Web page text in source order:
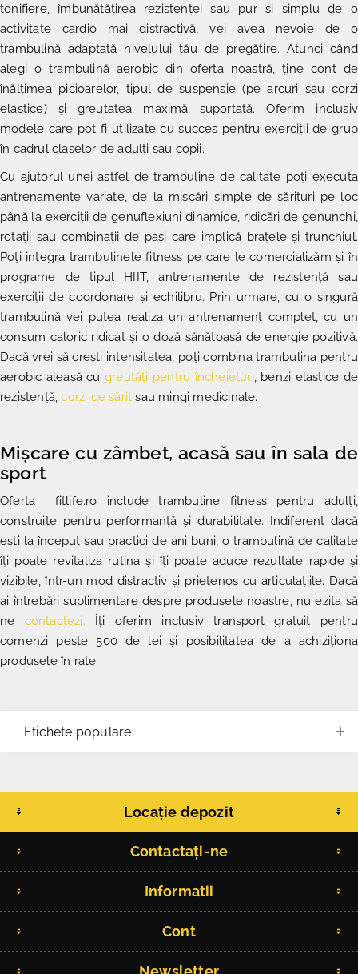
tonifiere, îmbunătățirea rezistenței sau pur și simplu de o
activitate cardio mai distractivă, vei avea nevoie de o
trambulină adaptată nivelului tău de pregătire. Atunci când
alegi o trambulină aerobic din oferta noastră, ține cont de
înălțimea picioarelor, tipul de suspensie (pe arcuri sau corzi
elastice) și greutatea maximă suportată. Oferim inclusiv
modele care pot fi utilizate cu succes pentru exerciții de grup
în cadrul claselor de adulți sau copii.
Cu ajutorul unei astfel de trambuline de calitate poți executa
antrenamente variate, de la mișcări simple de sărituri pe loc
până la exerciții de genuflexiuni dinamice, ridicări de genunchi,
rotații sau combinații de pași care implică brațele și trunchiul.
Poți integra trambulinele fitness pe care le comercializăm și în
programe de tipul HIIT, antrenamente de rezistență sau
exerciții de coordonare și echilibru. Prin urmare, cu o singură
trambulină vei putea realiza un antrenament complet, cu un
consum caloric ridicat și o doză sănătoasă de energie pozitivă.
Dacă vrei să crești intensitatea, poți combina trambulina pentru
aerobic aleasă cugreutăți pentru încheieturi, benzi elastice de
rezistență,corzi de sărit sau mingi medicinale.
Mișcare cu zâmbet, acasă sau în sala de
sport
Oferta fitlife.ro include trambuline fitness pentru adulți,
construite pentru performanță și durabilitate. Indiferent dacă
ești la început sau practici de ani buni, o trambulină de calitate
îți poate revitaliza rutina și îți poate aduce rezultate rapide și
vizibile, într-un mod distractiv și prietenos cu articulațiile. Dacă
ai întrebări suplimentare despre produsele noastre, nu ezita să
ne contactezi. Îți oferim inclusiv transport gratuit pentru
comenzi peste 500 de lei și posibilitatea de a achiziționa
produsele în rate.
Etichete populare
Locație depozit
Contactați-ne
Informatii
Cont